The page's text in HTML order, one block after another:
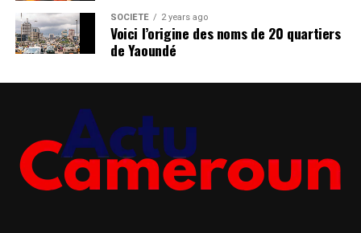
SOCIÉTÉ 2 years ago
Voici l’origine des noms de 20 quartiers
de Yaoundé